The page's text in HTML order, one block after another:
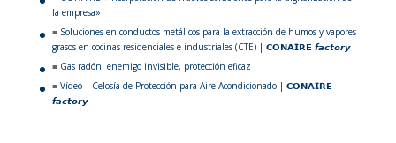
la empresa»
Soluciones en conductos metálicos para la extracción de humos y vapores
grasos en cocinas residenciales e industriales (CTE) | 𝗖𝗢𝗡𝗔𝗜𝗥𝗘 𝙛𝙖𝙘𝙩𝙤𝙧𝙮
Gas radón: enemigo invisible, protección eficaz
Vídeo – Celosía de Protección para Aire Acondicionado | 𝗖𝗢𝗡𝗔𝗜𝗥𝗘
𝙛𝙖𝙘𝙩𝙤𝙧𝙮